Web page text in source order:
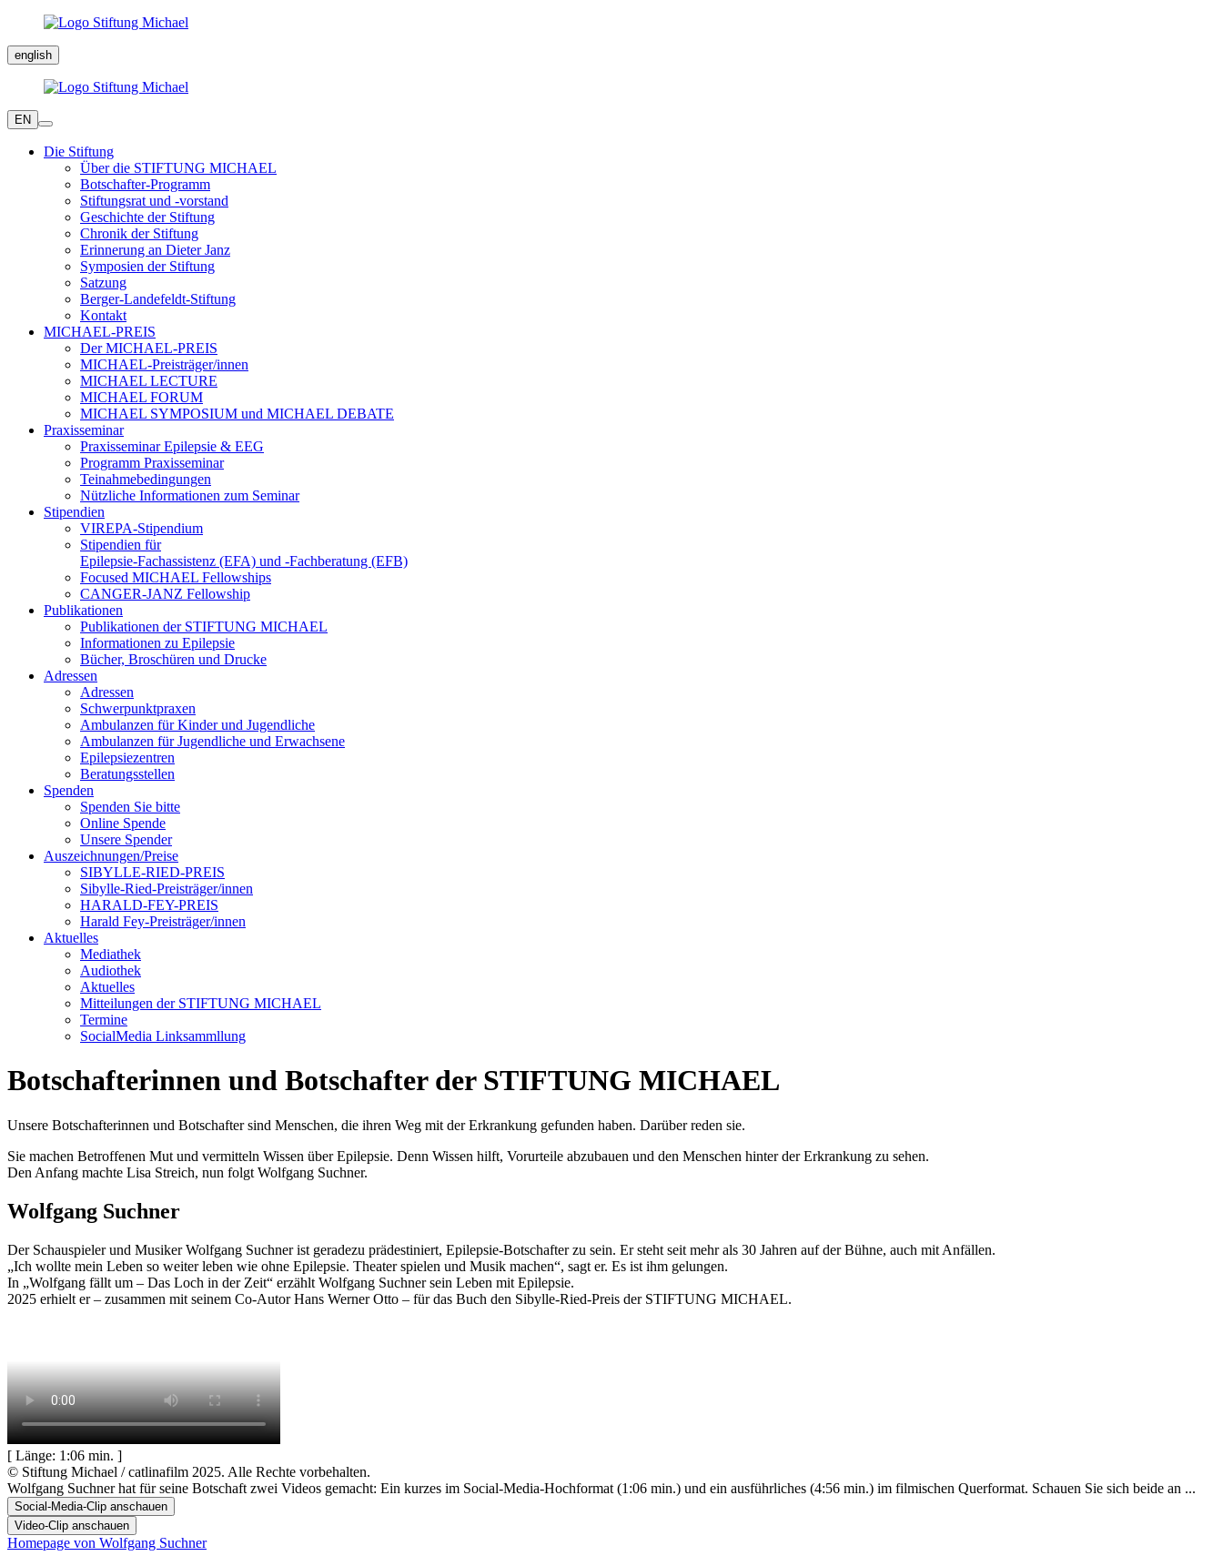
english
EN
Die Stiftung
Über die STIFTUNG MICHAEL
Botschafter-Programm
Stiftungsrat und -vorstand
Geschichte der Stiftung
Chronik der Stiftung
Erinnerung an Dieter Janz
Symposien der Stiftung
Satzung
Berger-Landefeldt-Stiftung
Kontakt
MICHAEL-PREIS
Der MICHAEL-PREIS
MICHAEL-Preisträger/innen
MICHAEL LECTURE
MICHAEL FORUM
MICHAEL SYMPOSIUM und MICHAEL DEBATE
Praxisseminar
Praxisseminar Epilepsie & EEG
Programm Praxisseminar
Teinahmebedingungen
Nützliche Informationen zum Seminar
Stipendien
VIREPA-Stipendium
Stipendien für
Epilepsie-Fachassistenz (EFA) und -Fachberatung (EFB)
Focused MICHAEL Fellowships
CANGER-JANZ Fellowship
Publikationen
Publikationen der STIFTUNG MICHAEL
Informationen zu Epilepsie
Bücher, Broschüren und Drucke
Adressen
Adressen
Schwerpunktpraxen
Ambulanzen für Kinder und Jugendliche
Ambulanzen für Jugendliche und Erwachsene
Epilepsiezentren
Beratungsstellen
Spenden
Spenden Sie bitte
Online Spende
Unsere Spender
Auszeichnungen/Preise
SIBYLLE-RIED-PREIS
Sibylle-Ried-Preisträger/innen
HARALD-FEY-PREIS
Harald Fey-Preisträger/innen
Aktuelles
Mediathek
Audiothek
Aktuelles
Mitteilungen der STIFTUNG MICHAEL
Termine
SocialMedia Linksammllung
Botschafterinnen und Botschafter der STIFTUNG MICHAEL
Unsere Botschafterinnen und Botschafter sind Menschen, die ihren Weg mit der Erkrankung gefunden haben. Darüber reden sie.
Sie machen Betroffenen Mut und vermitteln Wissen über Epilepsie. Denn Wissen hilft, Vorurteile abzubauen und den Menschen hinter der Erkrankung zu sehen.
Den Anfang machte Lisa Streich, nun folgt Wolfgang Suchner.
Wolfgang Suchner
Der Schauspieler und Musiker Wolfgang Suchner ist geradezu prädestiniert, Epilepsie-Botschafter zu sein. Er steht seit mehr als 30 Jahren auf der Bühne, auch mit Anfällen.
„Ich wollte mein Leben so weiter leben wie ohne Epilepsie. Theater spielen und Musik machen“, sagt er. Es ist ihm gelungen.
In „Wolfgang fällt um – Das Loch in der Zeit“ erzählt Wolfgang Suchner sein Leben mit Epilepsie.
2025 erhielt er – zusammen mit seinem Co-Autor Hans Werner Otto – für das Buch den Sibylle-Ried-Preis der STIFTUNG MICHAEL.
[ Länge: 1:06 min. ]
© Stiftung Michael / catlinafilm 2025. Alle Rechte vorbehalten.
Wolfgang Suchner hat für seine Botschaft zwei Videos gemacht: Ein kurzes im Social-Media-Hochformat (1:06 min.) und ein ausführliches (4:56 min.) im filmischen Querformat. Schauen Sie sich beide an ...
Social-Media-Clip anschauen
Video-Clip anschauen
Homepage von Wolfgang Suchner